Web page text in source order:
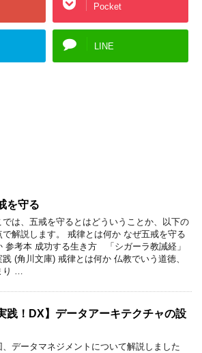
Pocket
LINE
を守る
では、五戒を守るとはどういうことか、以下の
で解説します。 戒律とは何か なぜ五戒を守る
参考本 成功する生き方 「シガーラ教誡経」
践 (角川文庫) 戒律とは何か 仏教でいう道徳、
り …
践！DX】データアーキテクチャの設
、データマネジメントについて解説しました